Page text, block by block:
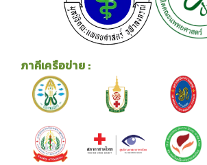
ภาคีเครือข่าย :